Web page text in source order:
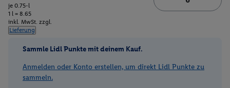
je 0.75-l
1 l = 8.65
inkl. MwSt. zzgl.
Lieferung
Sammle Lidl Punkte mit deinem Kauf.
Anmelden oder Konto erstellen, um direkt Lidl Punkte zu
sammeln.